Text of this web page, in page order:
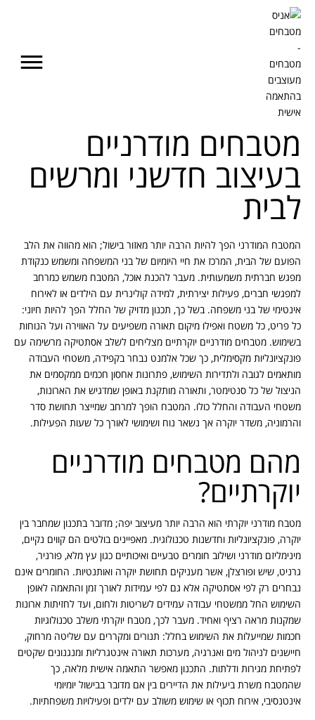
מטבחים מודרניים
בעיצוב חדשני ומרשים
לבית
המטבח המודרני הפך להיות הרבה יותר מאזור בישול; הוא מהווה את הלב
הפועם של הבית, המרכז את חיי היומיום של בני המשפחה ומשמש כנקודת
מפגש חברתית משמעותית. מעבר להכנת אוכל, המטבח משמש כמרחב
למפגשי חברים, פעילות יצירתית, למידה קולינרית עם הילדים או לאירוח
אינטימי של בני משפחה. בשל כך, תכנון מדויק של החלל הפך להיות חיוני:
כל פריט, כל משטח ואפילו מיקום תאורה משפיעים על האווירה ועל הנוחות
בשימוש. מטבחים מודרניים יוקרתיים מצליחים לשלב אסתטיקה מרשימה עם
פונקציונליות מקסימלית, כך שכל אלמנט נבחר בקפידה, משטחי העבודה
מותאמים לגובה ולתדירות השימוש, פתרונות אחסון חכמים ממקסמים את
הניצול של כל סנטימטר, ותאורה מותקנת באופן שמדגיש את הארונות,
משטחי העבודה והחלל כולו. המטבח הופך למרחב שמייצר תחושת סדר
והרמוניה, משדר יוקרה אך נשאר נוח ושימושי לאורך כל שעות הפעילות.
מהם מטבחים מודרניים
יוקרתיים?
מטבח מודרני יוקרתי הוא הרבה יותר מעיצוב יפה; מדובר בתכנון שמחבר בין
יוקרה, פונקציונליות וחדשנות טכנולוגית. מאפיינים בולטים הם קווים נקיים,
מינימליזם מודרני ושילוב חומרים טבעיים ואיכותיים כגון עץ מלא, פורניר,
גרניט, שיש ופורצלן, אשר מעניקים תחושת יוקרה ואותנטיות. החומרים אינם
נבחרים רק לפי אסתטיקה אלא גם לפי עמידות לאורך זמן והתאמה לאופן
השימוש החל ממשטחי עבודה עמידים לשריטות ולחום, ועד לחזיתות ארונות
שמקנות מראה רציף ואחיד. מעבר לכך, מטבח יוקרתי משלב טכנולוגיות
חכמות שמייעלות את השימוש בחלל: תנורים ומקררים עם שליטה מרחוק,
חיישנים לניהול מים ואנרגיה, מערכות תאורה אינטגרליות ומנגנונים שקטים
לפתיחת מגירות ודלתות. התכנון מאפשר התאמה אישית מלאה, כך
שהמטבח משרת ביעילות את הדיירים בין אם מדובר בבישול יומיומי
אינטנסיבי, אירוח תכוף או שימוש משולב עם ילדים ופעילויות משפחתיות.